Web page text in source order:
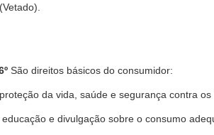
(Vetado).
São direitos básicos do consumidor:
da vida, saúde e segurança contra
educação e divulgação sobre o consumo